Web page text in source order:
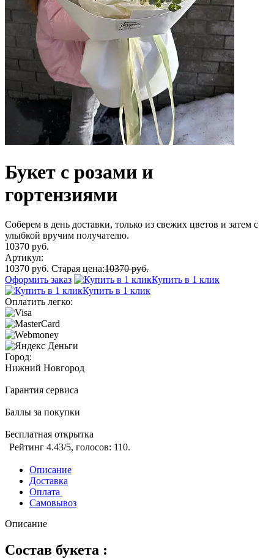
Букет с розами и
гортензиями
Соберем в день доставки, только из свежих цветов и затем с
улыбкой вручим получателю.
10370 руб.
Артикул:
10370 руб. Старая цена:10370 руб.
Оформить заказ
Купить в 1 клик
Купить в 1 клик
Оплатить легко:
Город:
Нижний Новгород
Гарантия сервиса
Баллы за покупки
Бесплатная открытка
Рейтинг 4.43/5, голосов: 110.
Описание
Доставка
Оплата
Самовывоз
Описание
Состав букета :